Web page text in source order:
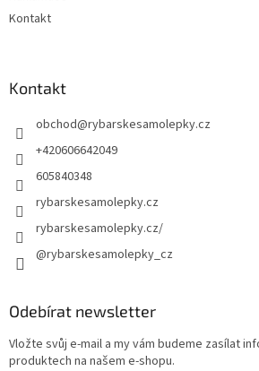
Kontakt
Kontakt
obchod@rybarskesamolepky.cz
+420606642049
605840348
rybarskesamolepky.cz
rybarskesamolepky.cz/
@rybarskesamolepky_cz
Odebírat newsletter
Vložte svůj e-mail a my vám budeme zasílat
produktech na našem e-shopu.